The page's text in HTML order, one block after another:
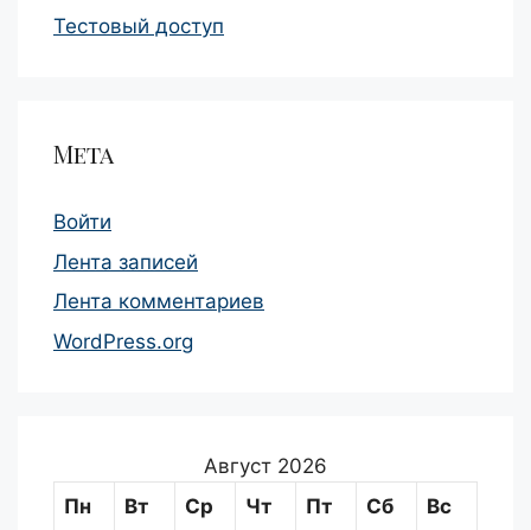
Тестовый доступ
Мета
Войти
Лента записей
Лента комментариев
WordPress.org
Август 2026
Пн
Вт Ср Чт Пт Сб Вс